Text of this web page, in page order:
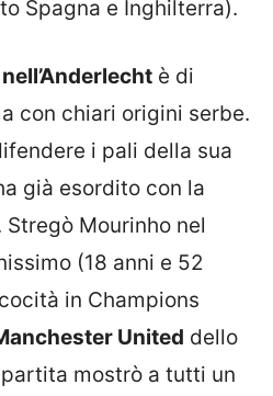
Spagna e Inghilterra).
nell’Anderlecht è di
con chiari origini serbe.
i pali della sua
già esordito con la
Mourinho nel
(18 anni e 52
in Champions
United dello
mostrò a tutti un